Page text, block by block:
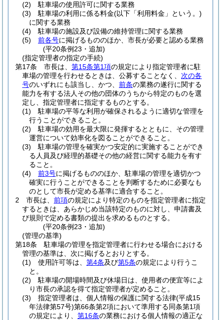
(2)
駐車場の使用許可に関する業務
(3)
駐車場の利用に係る料金(以下「利用料金」という。)
に関する業務
(4)
駐車場の施設及び設備の維持管理に関する業務
(5)
前各号に掲げるもののほか、市長が必要と認める業務
(平20条例23・追加)
(指定管理者の指定の手続)
第17条
市長は、 第15条第1項の規定により指定管理者に駐
車場の管理を行わせるときは、公募することなく、 次の各
号のいずれにも該当し、かつ、 前条の業務の遂行に関する
能力を有する法人その他の団体のうちから特定のものを選
定し、指定管理者に指定するものとする。
(1)
駐車場の平等な利用が確保されるように適切な管理を
行うことができること。
(2)
駐車場の効用を最大限に発揮するとともに、その管理
運営について効率化を図ることができること。
(3)
駐車場の管理を確実かつ安定的に実施することができ
る人員及び経理的基礎その他の経営に関する能力を有す
ること。
(4)
前3号に掲げるもののほか、駐車場の管理を適切かつ
確実に行うことができることを判断するために必要なも
のとして市長が定める基準に適合すること。
2
市長は、 前項の規定により特定のものを指定管理者に指定
するときは、あらかじめ当該特定のものに対し、申請書及
び規則で定める書類の提出を求めるものとする。
(平20条例23・追加)
(管理の基準)
第18条
駐車場の管理を指定管理者に行わせる場合における
管理の基準は、次に掲げるとおりとする。
(1)
使用許可等は、 第4条及び第5条の規定により行うこ
と。
(2)
駐車場の開場時間及び休場日は、使用者の便宜等によ
り市長の承認を得て指定管理者が定めること。
(3)
指定管理者は、個人情報の保護に関する法律(平成15
年法律第57号)第66条第2項において準用する同条第1項
の規定により、 第16条の業務における個人情報の適正な